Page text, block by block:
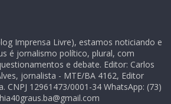
Imprensa Livre), estamos noticiando e
é jornalismo político, plural, com
e debate. Editor: Carlos
jornalista - MTE/BA 4162, Editor
CNPJ 12961473/0001-34 WhatsApp: (73)